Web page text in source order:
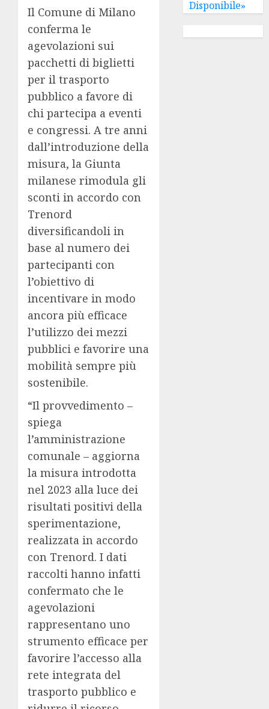
Il Comune di Milano
conferma le
agevolazioni sui
pacchetti di biglietti
per il trasporto
pubblico a favore di
chi partecipa a eventi
e congressi. A tre anni
dall’introduzione della
misura, la Giunta
milanese rimodula gli
sconti in accordo con
Trenord
diversificandoli in
base al numero dei
partecipanti con
l’obiettivo di
incentivare in modo
ancora più efficace
l’utilizzo dei mezzi
pubblici e favorire una
mobilità sempre più
sostenibile.
“Il provvedimento –
spiega
l’amministrazione
comunale – aggiorna
la misura introdotta
nel 2023 alla luce dei
risultati positivi della
sperimentazione,
realizzata in accordo
con Trenord. I dati
raccolti hanno infatti
confermato che le
agevolazioni
rappresentano uno
strumento efficace per
favorire l’accesso alla
rete integrata del
trasporto pubblico e
Disponibile»